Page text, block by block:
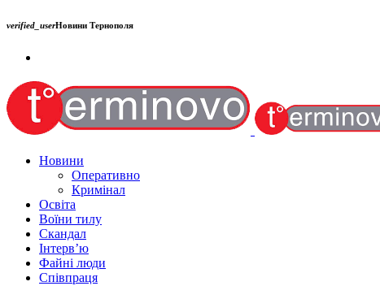
verified_userНовини Тернополя
Новини
Оперативно
Кримінал
Освіта
Воїни тилу
Скандал
Інтерв’ю
Файні люди
Співпраця